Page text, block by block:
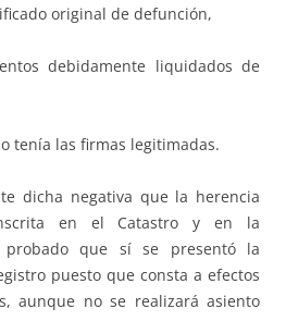
original de defunción,
debidamente liquidados de
tenía las firmas legitimadas.
dicha negativa que la herencia
en el Catastro y en la
probado que sí se presentó la
puesto que consta a efectos
aunque no se realizará asiento